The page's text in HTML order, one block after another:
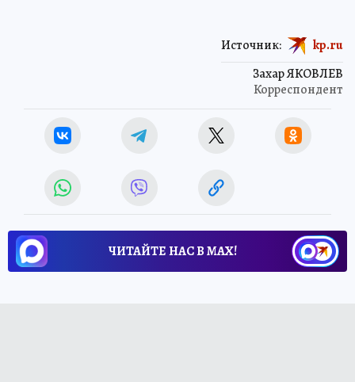
Захар ЯКОВЛЕВ
Корреспондент
Источник: kp.ru
ЧИТАЙТЕ НАС В МАХ!